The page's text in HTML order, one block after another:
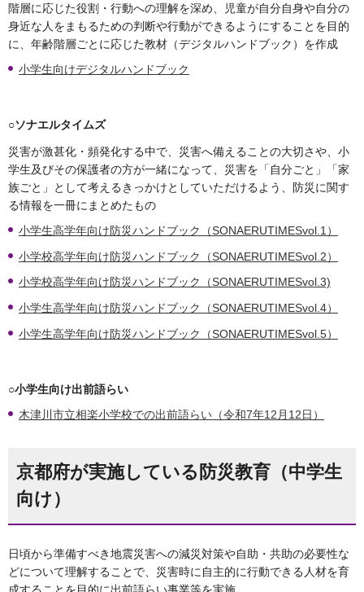
階層に応じた役割・行動への理解を深め、児童が自分自身や自分の
身近な人をまもるための判断や行動ができるようにすることを目的
に、年齢階層ごとに応じた教材（デジタルハンドブック）を作成
小学生向けデジタルハンドブック
○ソナエルタイムズ
災害が激甚化・頻発化する中で、災害へ備えることの大切さや、小
学生及びその保護者の方が一緒になって、災害を「自分ごと」「家
族ごと」として考えるきっかけとしていただけるよう、防災に関す
る情報を一冊にまとめたもの
小学生高学年向け防災ハンドブック（SONAERUTIMESvol.1）
小学校高学年向け防災ハンドブック（SONAERUTIMESvol.2）
小学校高学年向け防災ハンドブック（SONAERUTIMESvol.3)
小学生高学年向け防災ハンドブック（SONAERUTIMESvol.4）
小学生高学年向け防災ハンドブック（SONAERUTIMESvol.5）
○小学生向け出前語らい
木津川市立相楽小学校での出前語らい（令和7年12月12日）
京都府が実施している防災教育（中学生
向け）
日頃から準備すべき地震災害への減災対策や自助・共助の必要性な
どについて理解することで、災害時に自主的に行動できる人材を育